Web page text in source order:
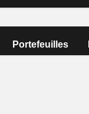
Portefeuilles